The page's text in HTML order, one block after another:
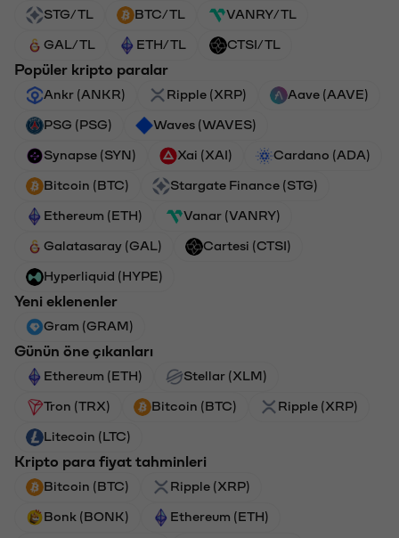
STG/TL BTC/TL VANRY/TL
GAL/TL ETH/TL CTSI/TL
Popüler kripto paralar
Ankr (ANKR) Ripple (XRP) Aave (AAVE)
PSG (PSG) Waves (WAVES)
Synapse (SYN) Xai (XAI) Cardano (ADA)
Bitcoin (BTC) Stargate Finance (STG)
Ethereum (ETH) Vanar (VANRY)
Galatasaray (GAL) Cartesi (CTSI)
Hyperliquid (HYPE)
Yeni eklenenler
Gram (GRAM)
Günün öne çıkanları
Ethereum (ETH) Stellar (XLM)
Tron (TRX) Bitcoin (BTC) Ripple (XRP)
Litecoin (LTC)
Kripto para fiyat tahminleri
Bitcoin (BTC) Ripple (XRP)
Bonk (BONK) Ethereum (ETH)